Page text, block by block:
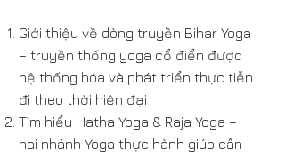
Giới thiệu về dòng truyền Bihar Yoga
– truyền thống yoga cổ điển được
hệ thống hóa và phát triển thực tiễn
đi theo thời hiện đại
Tìm hiểu Hatha Yoga & Raja Yoga –
hai nhánh Yoga thực hành giúp cân